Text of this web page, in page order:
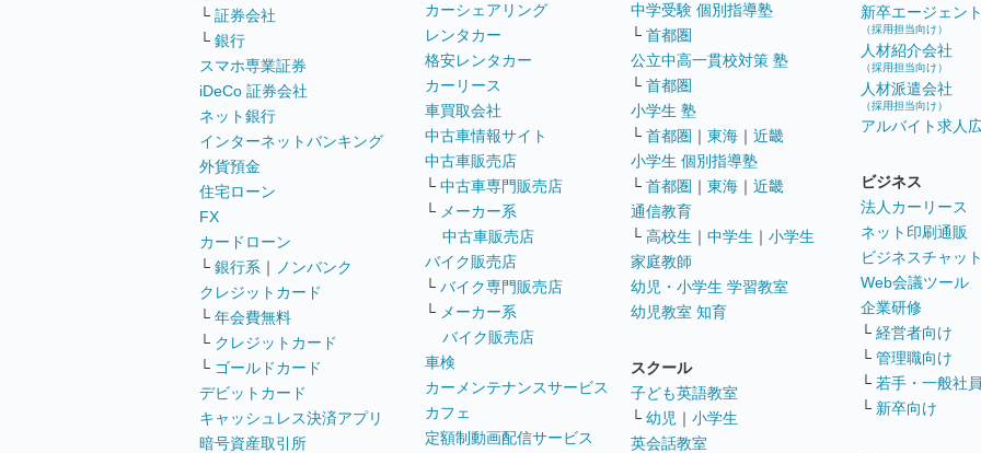
└ 証券会社
└ 銀行
スマホ専業証券
iDeCo 証券会社
ネット銀行
インターネットバンキング
外貨預金
住宅ローン
FX
カードローン
└ 銀行系 ｜
ノンバンク
クレジットカード
└ 年会費無料
└ クレジットカード
└ ゴールドカード
デビットカード
キャッシュレス決済アプリ
暗号資産取引所
カーシェアリング
レンタカー
格安レンタカー
カーリース
車買取会社
中古車情報サイト
中古車販売店
└ 中古車専門販売店
└ メーカー系
中古車販売店
バイク販売店
└ バイク専門販売店
└ メーカー系
バイク販売店
車検
カーメンテナンスサービス
カフェ
定額制動画配信サービス
中学受験 個別指導塾
└ 首都圏
公立中高一貫校対策 塾
└ 首都圏
小学生 塾
└ 首都圏 ｜ 東海 ｜ 近畿
小学生 個別指導塾
└ 首都圏 ｜ 東海 ｜ 近畿
通信教育
└ 高校生 ｜ 中学生 ｜ 小学生
家庭教師
幼児・小学生 学習教室
幼児教室 知育
スクール
子ども英語教室
└ 幼児 ｜ 小学生
英会話教室
新卒エージェン
（採用担当向け）
人材紹介会社
（採用担当向け）
人材派遣会社
（採用担当向け）
アルバイト求人
ビジネス
法人カーリース
ネット印刷通販
ビジネスチャッ
Web会議ツール
企業研修
└ 経営者向け
└ 管理職向け
└ 若手・一般社
└ 新卒向け